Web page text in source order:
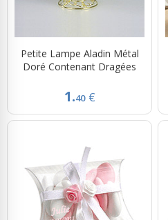
Petite Lampe Aladin Métal
Doré Contenant Dragées
1.40 €